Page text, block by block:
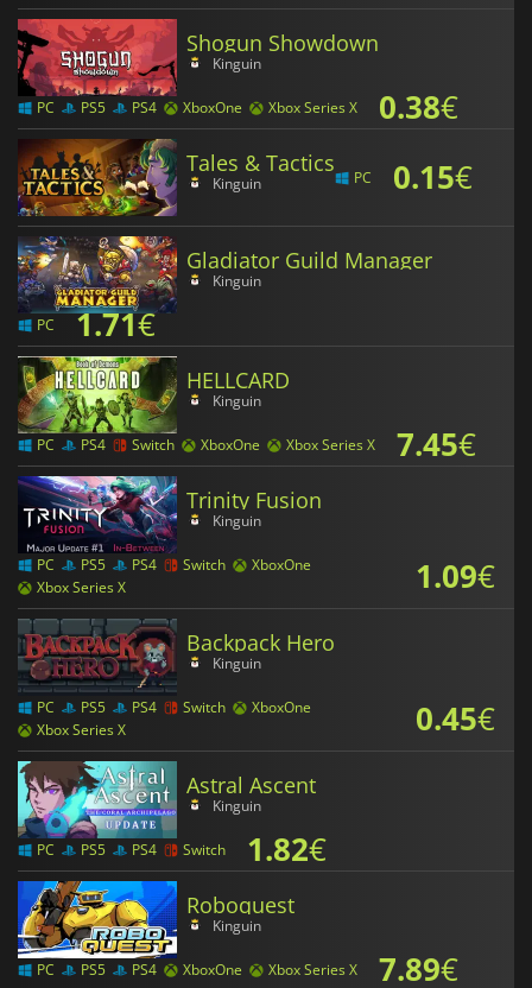
Shogun Showdown
Kinguin
PC PS5 PS4 XboxOne Xbox Series X 0.38€
Tales & Tactics
Kinguin PC 0.15€
Gladiator Guild Manager
Kinguin
PC 1.71€
HELLCARD
Kinguin
PC PS4 Switch XboxOne Xbox Series X 7.45€
Trinity Fusion
Kinguin
PC PS5 PS4 Switch
XboxOne
Xbox Series X
1.09€
Backpack Hero
Kinguin
PC PS5 PS4 Switch
XboxOne
Xbox Series X
0.45€
Astral Ascent
Kinguin
PC PS5 PS4 Switch 1.82€
Roboquest
Kinguin
PC PS5 PS4 XboxOne Xbox Series X 7.89€